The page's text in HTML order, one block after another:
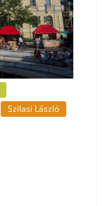
Szilasi László